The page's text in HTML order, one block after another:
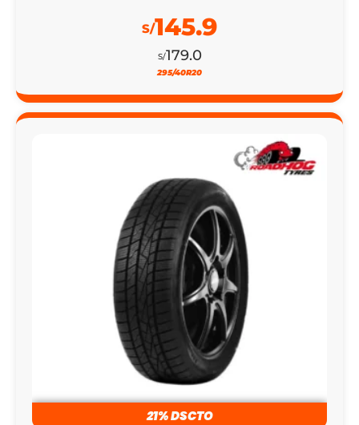
S/179.0
S/145.9
295/40R20
21% DSCTO